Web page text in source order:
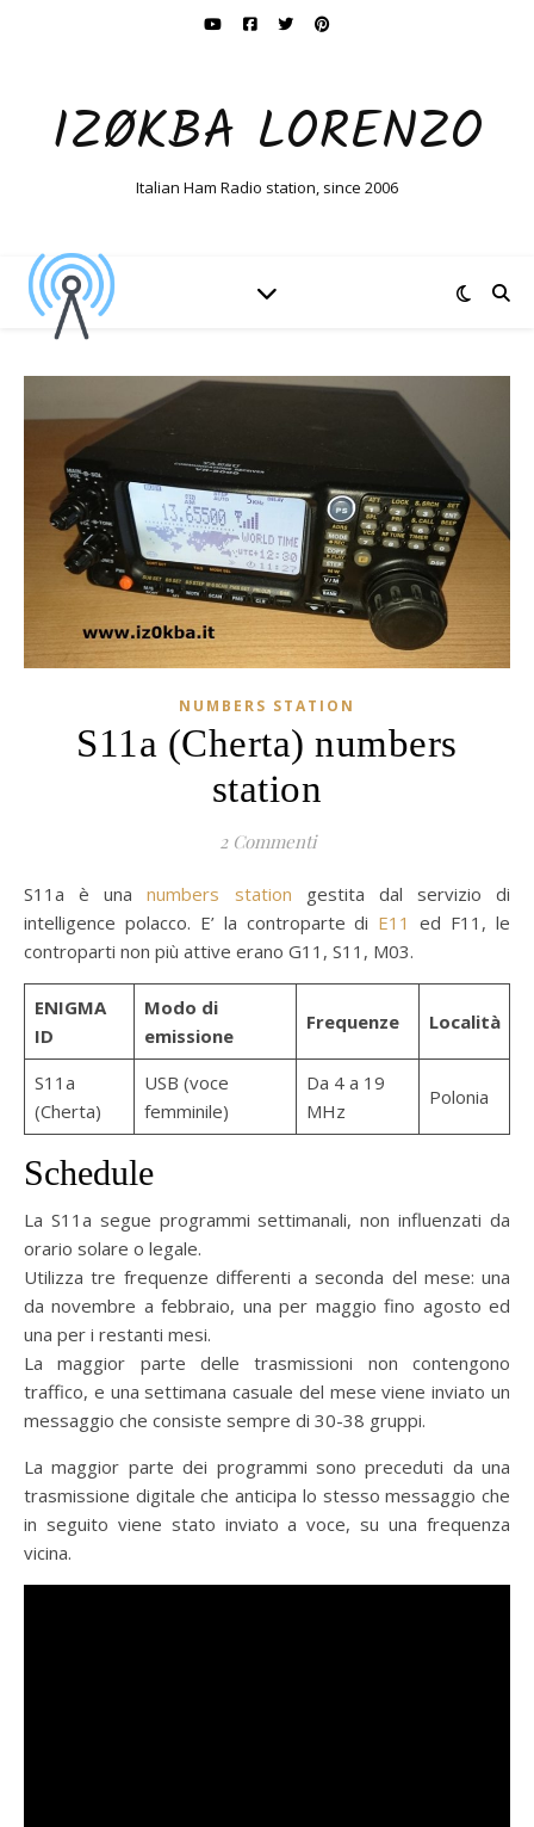
IZØKBA LORENZO
Italian Ham Radio station, since 2006
NUMBERS STATION
S11a (Cherta) numbers
station
2 Commenti
S11a è unanumbers station gestita dal servizio di
intelligence polacco. E’ la controparte di E11 ed F11, le
controparti non più attive erano G11, S11, M03.
ENIGMA
ID
Modo di
emissione
Frequenze Località
S11a
(Cherta)
USB (voce
femminile)
Da 4 a 19
MHz
Polonia
Schedule
La S11a segue programmi settimanali, non influenzati da
orario solare o legale.
Utilizza tre frequenze differenti a seconda del mese: una
da novembre a febbraio, una per maggio fino agosto ed
una per i restanti mesi.
La maggior parte delle trasmissioni non contengono
traffico, e una settimana casuale del mese viene inviato un
messaggio che consiste sempre di 30-38 gruppi.
La maggior parte dei programmi sono preceduti da una
trasmissione digitale che anticipa lo stesso messaggio che
in seguito viene stato inviato a voce, su una frequenza
vicina.